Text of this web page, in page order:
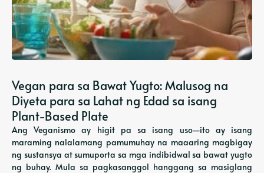
Vegan para sa Bawat Yugto: Malusog na
Diyeta para sa Lahat ng Edad sa isang
Plant-Based Plate
Ang Veganismo ay higit pa sa isang uso—ito ay isang
maraming nalalamang pamumuhay na maaaring magbigay
ng sustansya at sumuporta sa mga indibidwal sa bawat yugto
ng buhay. Mula sa pagkasanggol hanggang sa masiglang